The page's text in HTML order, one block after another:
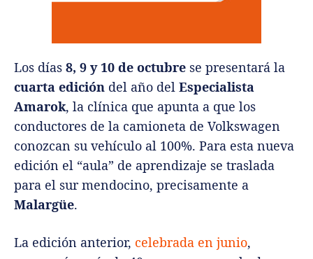
Los días 8, 9 y 10 de octubre se presentará la
cuarta edición del año del Especialista
Amarok, la clínica que apunta a que los
conductores de la camioneta de Volkswagen
conozcan su vehículo al 100%. Para esta nueva
edición el “aula” de aprendizaje se traslada
para el sur mendocino, precisamente a
Malargüe.
La edición anterior, celebrada en junio,